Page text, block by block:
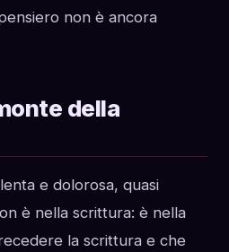
non è ancora
della
e dolorosa, quasi
è nella scrittura: è nella
la scrittura e che